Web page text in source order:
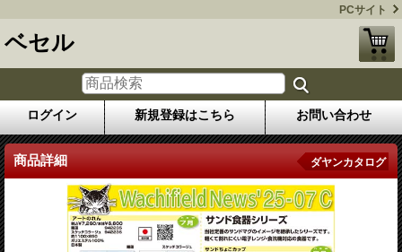
PCサイト
ベセル
ログイン 新規登録はこちら お問い合わせ
商品詳細 ダヤンカタログ